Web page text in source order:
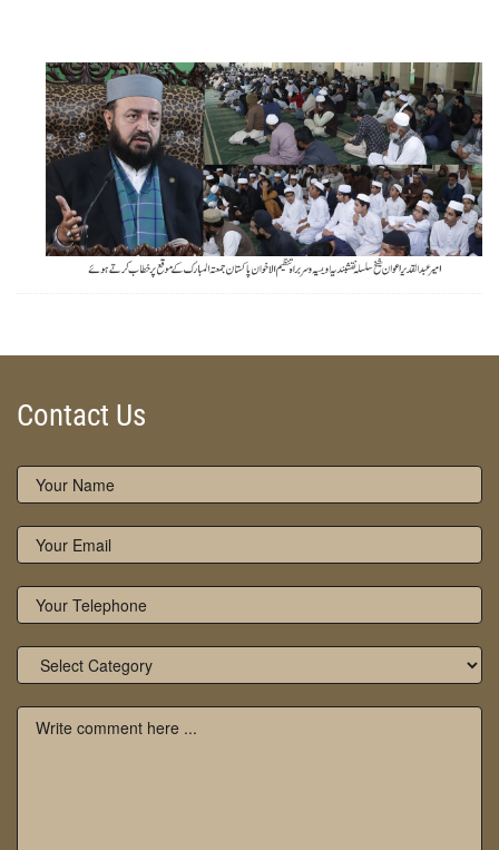
Contact Us